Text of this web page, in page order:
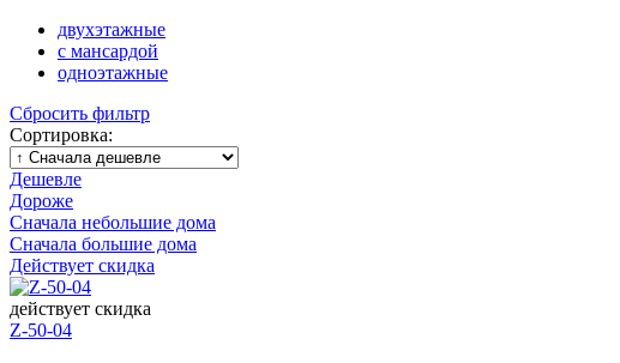
двухэтажные
с мансардой
одноэтажные
Сбросить фильтр
Сортировка:
Дешевле
Дороже
Сначала небольшие дома
Сначала большие дома
Действует скидка
действует скидка
Z-50-04